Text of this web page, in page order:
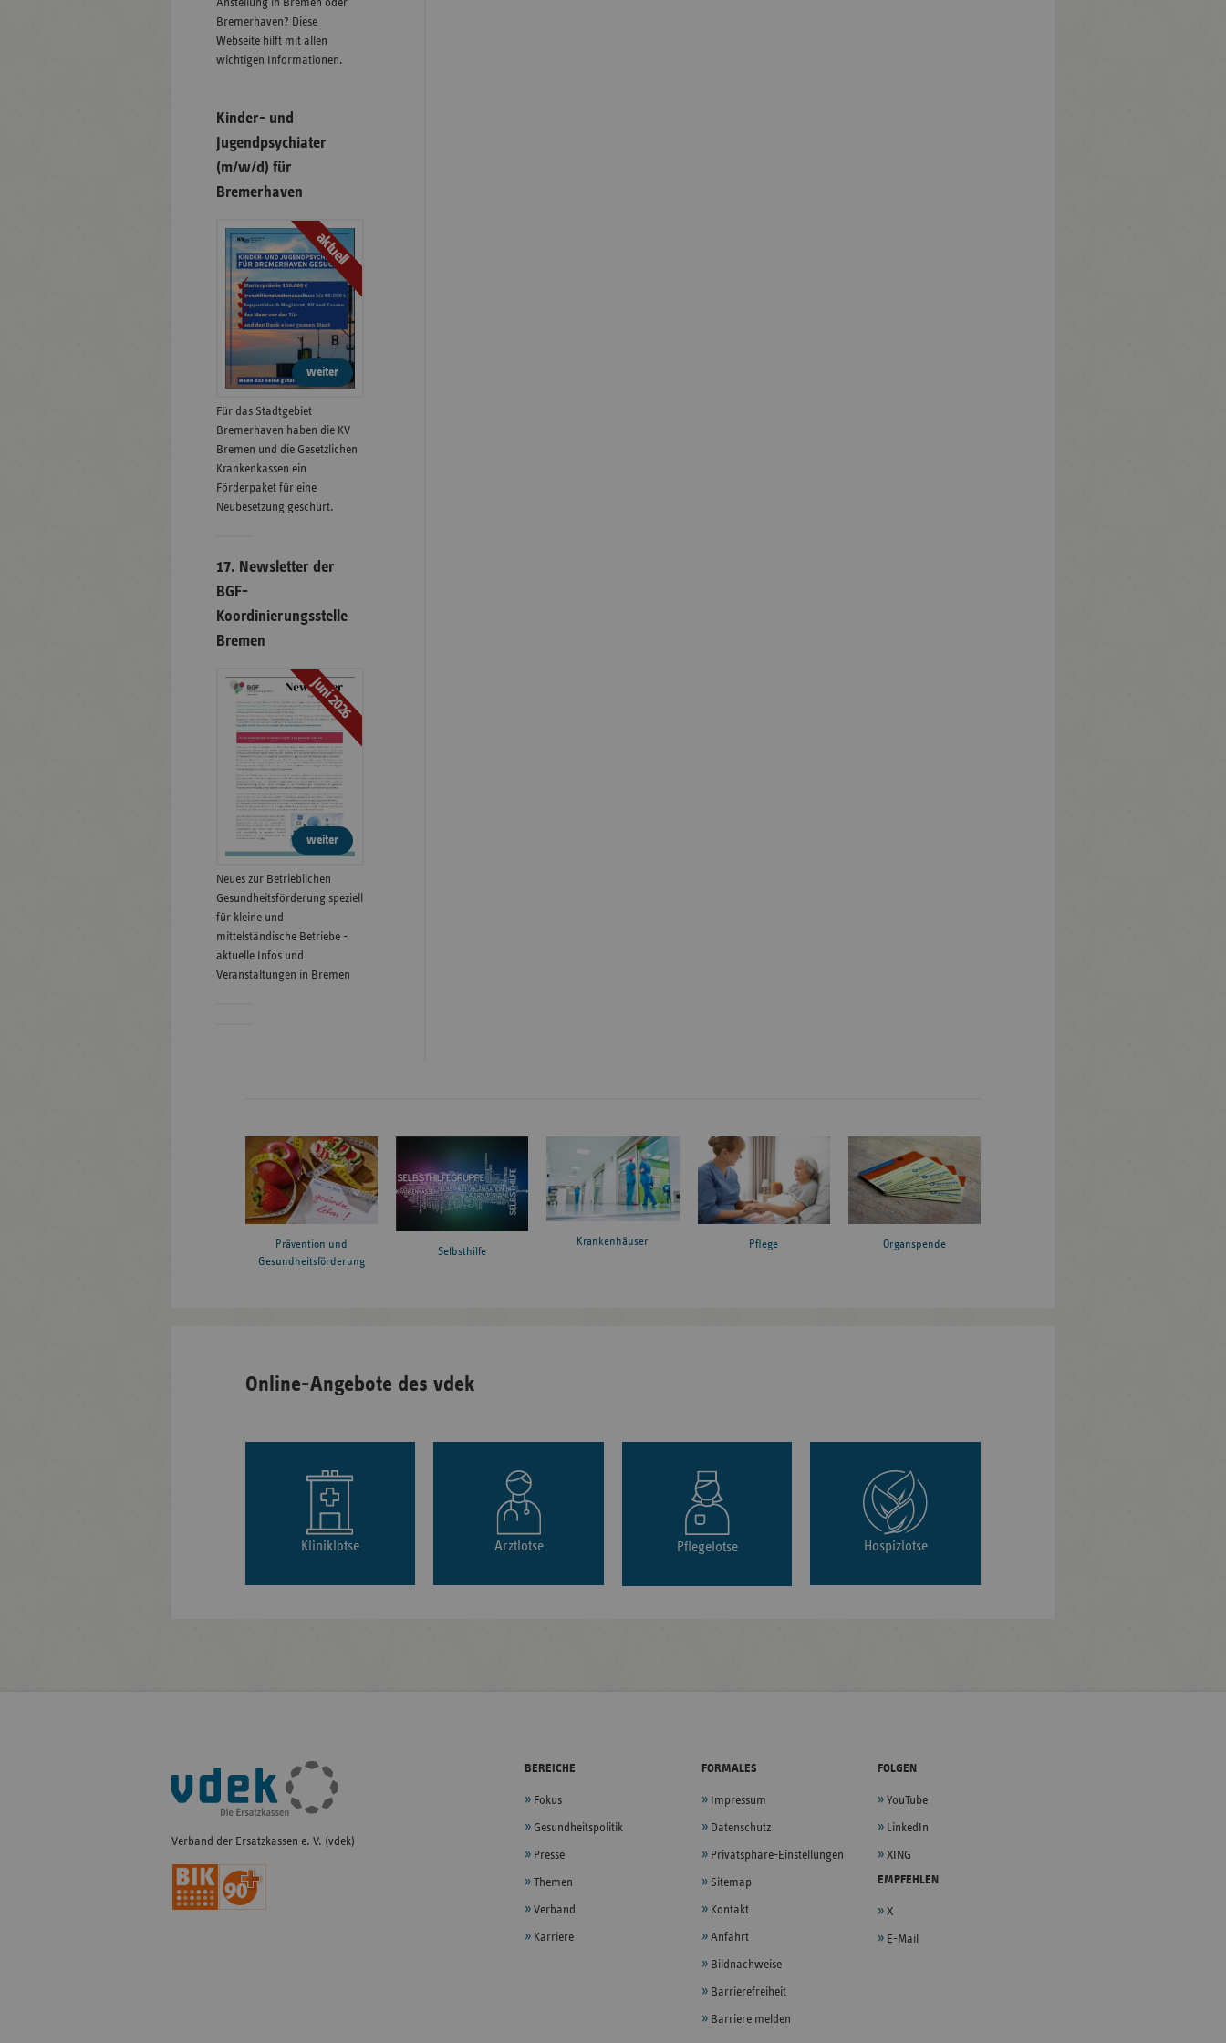
Bremerhaven? Diese
Webseite hilft mit allen
wichtigen Informationen.
Kinder- und
Jugendpsychiater
(m/w/d) für
Bremerhaven
aktuell
weiter
Für das Stadtgebiet
Bremerhaven haben die KV
Bremen und die Gesetzlichen
Krankenkassen ein
Förderpaket für eine
Neubesetzung geschürt.
17. Newsletter der
BGF-
Koordinierungsstelle
Bremen
Juni 2026
weiter
Neues zur Betrieblichen
Gesundheitsförderung speziell
für kleine und
mittelständische Betriebe -
aktuelle Infos und
Veranstaltungen in Bremen
Prävention und
Gesundheitsförderung
Selbsthilfe
Krankenhäuser Pflege Organspende
Online-Angebote des vdek
Kliniklotse Arztlotse Pflegelotse Hospizlotse
Fußleisten-
Navigation
Verband der Ersatzkassen e. V. (vdek)
BEREICHE
Fokus
Gesundheitspolitik
Presse
Themen
Verband
Karriere
FORMALES
Impressum
Datenschutz
Privatsphäre-Einstellungen
Sitemap
Kontakt
Anfahrt
Bildnachweise
Barrierefreiheit
Barriere melden
FOLGEN
YouTube
LinkedIn
XING
EMPFEHLEN
X
E-Mail